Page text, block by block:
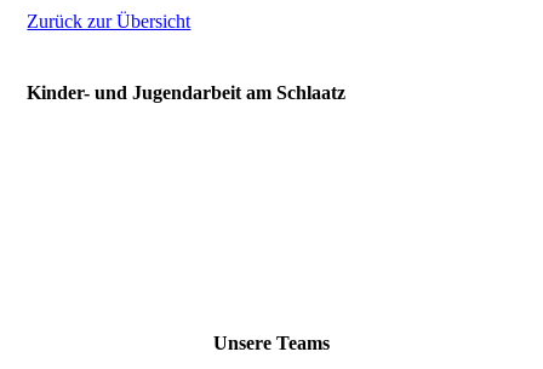
Zurück zur Übersicht
Kinder- und Jugendarbeit am Schlaatz
Unsere Teams